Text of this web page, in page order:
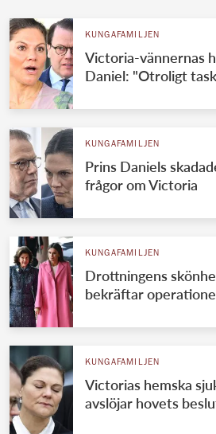
KUNGAFAMILJEN
Victoria-vännernas
Daniel: "Otroligt
KUNGAFAMILJEN
Prins Daniels
frågor om Victoria
KUNGAFAMILJEN
Drottningens
bekräftar
KUNGAFAMILJEN
Victorias hemska
avslöjar hovets